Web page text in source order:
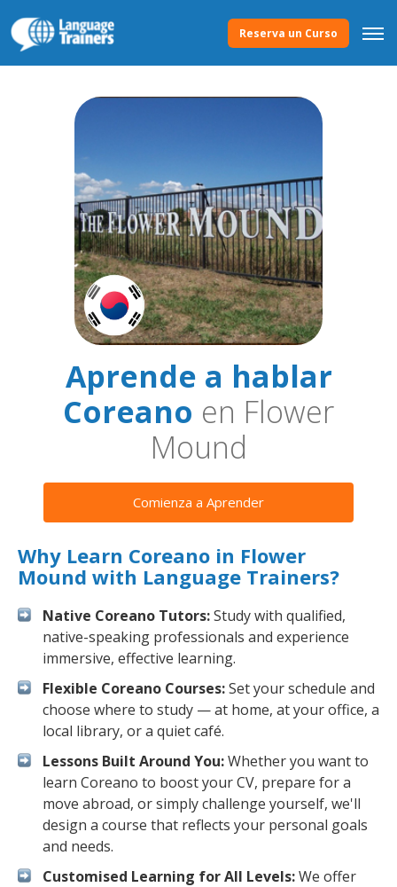
Reserva un Curso
Aprende a hablar
Coreano en Flower
Mound
Comienza a Aprender
Why Learn Coreano in Flower
Mound with Language Trainers?
Native Coreano Tutors:Study with qualified,
native-speaking professionals and experience
immersive, effective learning.
Flexible Coreano Courses:Set your schedule and
choose where to study — at home, at your office, a
local library, or a quiet café.
Lessons Built Around You:Whether you want to
learn Coreano to boost your CV, prepare for a
move abroad, or simply challenge yourself, we'll
design a course that reflects your personal goals
and needs.
Customised Learning for All Levels:We offer